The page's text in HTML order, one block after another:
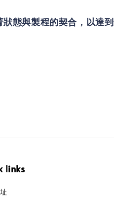
態與製程的契合，以達
links